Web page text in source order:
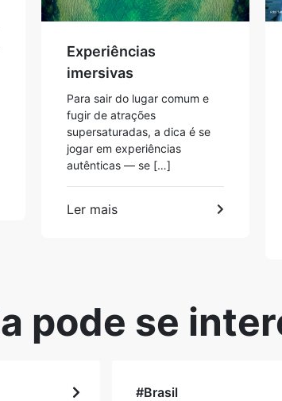
Experiências
imersivas
Para sair do lugar comum e
fugir de atrações
supersaturadas, a dica é se
jogar em experiências
autênticas — se […]
Ler mais
pode se
#Brasil